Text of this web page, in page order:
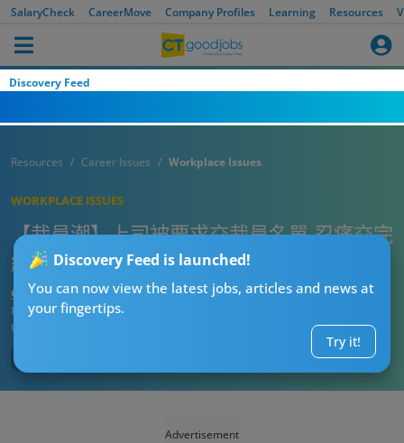
SalaryCheck CareerMove Company Profiles Learning Resources
Discovery Feed
Discovery Feed is launched!
You can now view the latest jobs, articles and news at
your fingertips.
Try it!
Resources Career Issues Workplace Issues
WORKPLACE ISSUES
【裁員潮】上司被要求交裁員名單 忍痛交完
結局超悲壯！
CTgoodjobs’ Editor
Published:2026-03-24 19:15
Updated:
Advertisement